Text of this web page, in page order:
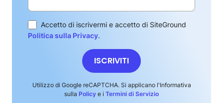
Accetto di iscrivermi e accetto di SiteGround
Politica sulla Privacy.
ISCRIVITI
Utilizzo di Google reCAPTCHA. Si applicano l'Informativa
sulla Policy e i Termini di Servizio